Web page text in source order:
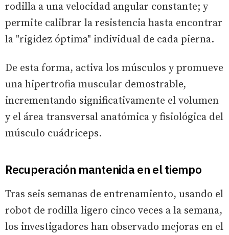
rodilla a una velocidad angular constante; y
permite calibrar la resistencia hasta encontrar
la "rigidez óptima" individual de cada pierna.
De esta forma, activa los músculos y promueve
una hipertrofia muscular demostrable,
incrementando significativamente el volumen
y el área transversal anatómica y fisiológica del
músculo cuádriceps.
Recuperación mantenida en el tiempo
Tras seis semanas de entrenamiento, usando el
robot de rodilla ligero cinco veces a la semana,
los investigadores han observado mejoras en el